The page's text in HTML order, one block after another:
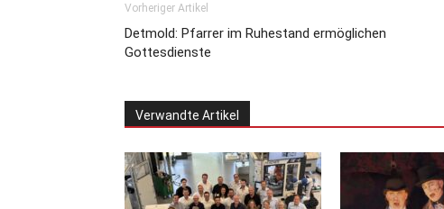
Vorheriger Artikel
Detmold: Pfarrer im Ruhestand ermöglichen
Gottesdienste
Verwandte Artikel